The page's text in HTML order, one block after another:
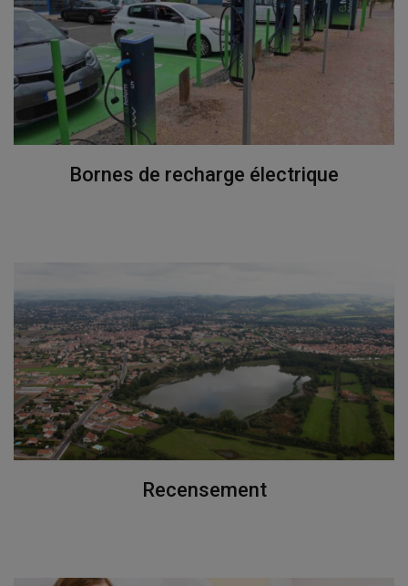
Bornes de recharge électrique
Recensement